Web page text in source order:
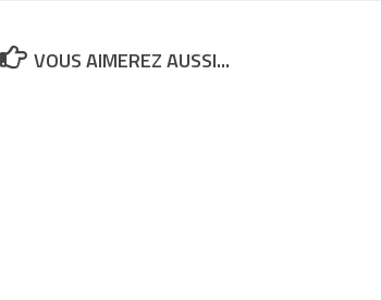
VOUS AIMEREZ AUSSI...